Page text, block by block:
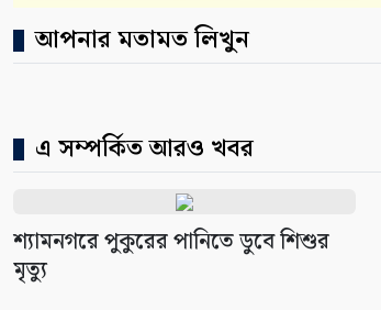
আপনার মতামত লিখুন
এ সম্পর্কিত আরও খবর
শ্যামনগরে পুকুরের পানিতে ডুবে শিশুর
মৃত্যু